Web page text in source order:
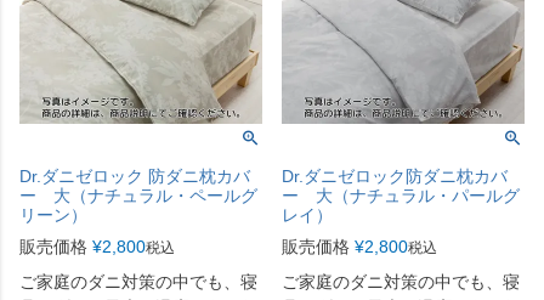
Dr.ダニゼロック 防ダニ枕カバ
ー 大（ナチュラル・ペールグ
リーン）
販売価格 ¥2,800税込
ご家庭のダニ対策の中でも、寝
Dr.ダニゼロック防ダニ枕カバ
ー 大（ナチュラル・パールグ
レイ）
販売価格 ¥2,800税込
ご家庭のダニ対策の中でも、寝